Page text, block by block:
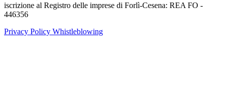
iscrizione al Registro delle imprese di Forlì-Cesena: REA FO -
446356
Privacy Policy Whistleblowing